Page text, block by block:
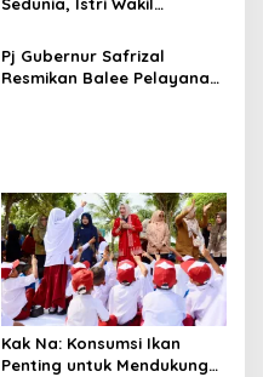
Pasien Talasemia di
RSUDZA
Pj Gubernur Safrizal
Resmikan Balee Pelayanan
Kak Na: Konsumsi Ikan
Penting untuk Mendukung